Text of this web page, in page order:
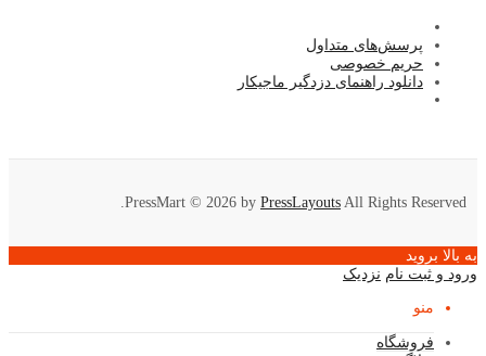
پرسش‌های متداول
حریم خصوصی
دانلود راهنمای دزدگیر ماجیکار
PressMart © 2026 by PressLayouts All Rights Reserved.
به بالا بروید
ورود و ثبت نام نزدیک
منو
فروشگاه